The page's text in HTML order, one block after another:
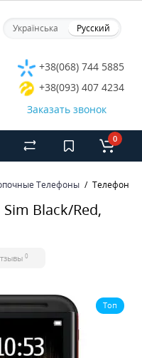
Українська Русский
+38(068) 744 5885
+38(093) 407 4234
Заказать звонок
0
Телефоны Телефон
Black/Red,
0
Топ